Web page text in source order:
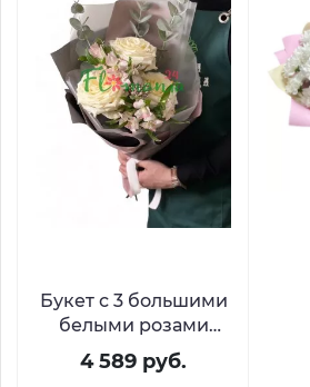
Букет с 3 большими
белыми розами
«Благородный
рыцарь»
4 589 руб.